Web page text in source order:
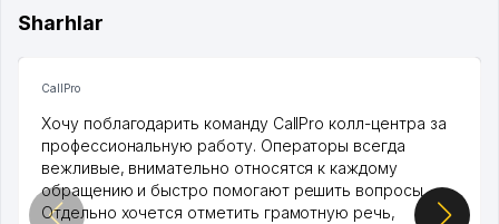
Sharhlar
CallPro
Хочу поблагодарить команду CallPro колл-центра за
профессиональную работу. Операторы всегда
вежливые, внимательно относятся к каждому
обращению и быстро помогают решить вопросы.
Отдельно хочется отметить грамотную речь,